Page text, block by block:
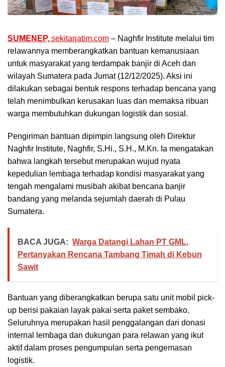
SUMENEP, sekitarjatim.com – Naghfir Institute melalui tim
relawannya memberangkatkan bantuan kemanusiaan
untuk masyarakat yang terdampak banjir di Aceh dan
wilayah Sumatera pada Jumat (12/12/2025). Aksi ini
dilakukan sebagai bentuk respons terhadap bencana yang
telah menimbulkan kerusakan luas dan memaksa ribuan
warga membutuhkan dukungan logistik dan sosial.
Pengiriman bantuan dipimpin langsung oleh Direktur
Naghfir Institute, Naghfir, S.Hi., S.H., M.Kn. Ia mengatakan
bahwa langkah tersebut merupakan wujud nyata
kepedulian lembaga terhadap kondisi masyarakat yang
tengah mengalami musibah akibat bencana banjir
bandang yang melanda sejumlah daerah di Pulau
Sumatera.
BACA JUGA: Warga Datangi Lahan PT GML,
Pertanyakan Rencana Tambang Timah di Kebun
Sawit
Bantuan yang diberangkatkan berupa satu unit mobil pick-
up berisi pakaian layak pakai serta paket sembako.
Seluruhnya merupakan hasil penggalangan dari donasi
internal lembaga dan dukungan para relawan yang ikut
aktif dalam proses pengumpulan serta pengemasan
logistik.